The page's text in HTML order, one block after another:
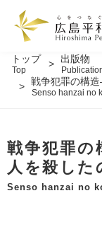
トップ
Top
出版物
戦争犯罪の構
Senso hanzai no
戦争犯罪
人を殺した
Senso hanzai no